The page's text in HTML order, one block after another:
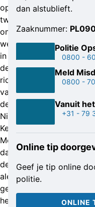
op
twee
omafietsen
weggereden
in
de
richting
van
de
Nieuwe
Keizersgracht.
Mede
dankzij
de
alerte
getuige
hebben
dan alstublieft.
Zaaknummer:
Politie
0800 -
Meld
0800 -
Vanuit
+31 - 79
Online tip
Geef je tip online
politie.
ONLINE